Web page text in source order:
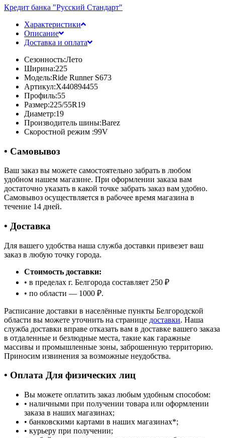
Кредит банка "Русский Стандарт"
Характеристики
Описание
Доставка и оплата
Сезонность:Лето
Ширина:225
Модель:Ride Runner S673
Артикул:X440894455
Профиль:55
Размер:225/55R19
Диаметр:19
Производитель шины:Barez
Скоростной режим :99V
• Самовывоз
Ваш заказ вы можете самостоятельно забрать в любом
удобном нашем магазине. При оформлении заказа вам
достаточно указать в какой точке забрать заказ вам удобно.
Самовывоз осуществляется в рабочее время магазина в
течение 14 дней.
• Доставка
Для вашего удобства наша служба доставки привезет ваш
заказ в любую точку города.
Стоимость доставки:
• в пределах г. Белгорода составляет 250 ₽
• по области — 1000 ₽.
Расписание доставки в населённые пункты Белгородской
области вы можете уточнить на странице доставки. Наша
служба доставки вправе отказать вам в доставке вашего заказа
в отдаленные и безлюдные места, такие как гаражные
массивы и промышленные зоны, заброшенную территорию.
Приносим извинения за возможные неудобства.
• Оплата Для физических лиц
Вы можете оплатить заказ любым удобным способом:
• наличными при получении товара или оформлении
заказа в наших магазинах;
• банковскими картами в наших магазинах*;
• курьеру при получении;